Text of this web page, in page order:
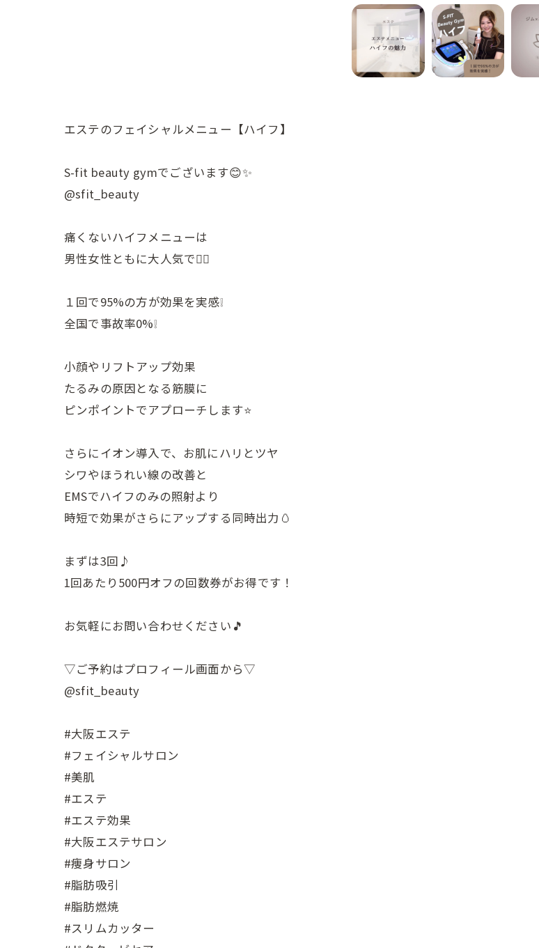
エステのフェイシャルメニュー【ハイフ】
S-fit beauty gymでございます😊✨
@sfit_beauty
痛くないハイフメニューは
男性女性ともに大人気です🏼
１回で95%の方が効果を実感❕
全国で事故率0%❕
小顔やリフトアップ効果
たるみの原因となる筋膜に
ピンポイントでアプローチします⭐️
さらにイオン導入で、お肌にハリとツヤ
シワやほうれい線の改善と
EMSでハイフのみの照射より
時短で効果がさらにアップする同時出力🥚
まずは3回♪
1回あたり500円オフの回数券がお得です！
お気軽にお問い合わせください🎵
▽ご予約はプロフィール画面から▽
@sfit_beauty
#大阪エステ
#フェイシャルサロン
#美肌
#エステ
#エステ効果
#大阪エステサロン
#痩身サロン
#脂肪吸引
#脂肪燃焼
#スリムカッター